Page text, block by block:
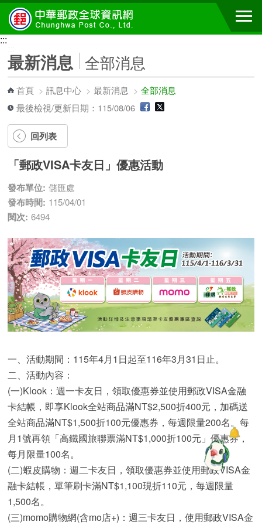
跳到主要內容區塊
:::
最新消息 全部消息
首頁 >訊息中心 >最新消息 >全部消息
最後檢視/更新日期：115/08/06
回列表
「郵政VISA卡友日」優惠活動
發布單位: 儲匯處
發布時間: 115/04/01
閱次: 6494
一、活動期間：115年4月1日起至116年3月31日止。
二、活動內容：
(一)Klook：週一卡友日，領取優惠券並使用郵政VISA金融
卡結帳，即享Klook全站商品滿NT$2,500折400元，加碼送
全站商品滿NT$1,500折100元優惠券，每週限量200名。每
月1號再領「高鐵國旅聯票滿NT$1,000折100元」優惠券，
每月限量100名。
(二)蝦皮購物：週二卡友日，領取優惠券並使用郵政VISA金
融卡結帳，單筆刷卡滿NT$1,100現折110元，每週限量
1,500名。
(三)momo購物網(含mo店+)：週三卡友日，使用郵政VISA金